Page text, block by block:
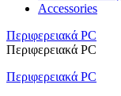
Accessories
Περιφερειακά PC
Περιφερειακά PC
Περιφερειακά PC